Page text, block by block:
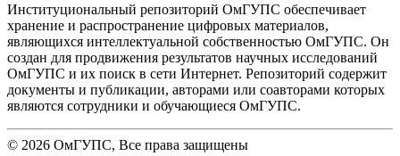
Институциональный репозиторий ОмГУПС обеспечивает
хранение и распространение цифровых материалов,
являющихся интеллектуальной собственностью ОмГУПС. Он
создан для продвижения результатов научных исследований
ОмГУПС и их поиск в сети Интернет. Репозиторий содержит
документы и публикации, авторами или соавторами которых
являются сотрудники и обучающиеся ОмГУПС.
© 2026 ОмГУПС, Все права защищены